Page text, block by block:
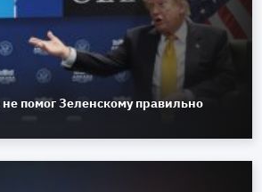
помог Зеленскому правильно